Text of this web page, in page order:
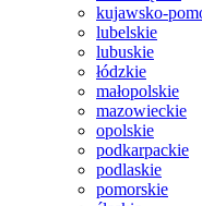
kujawsko-
lubelskie
lubuskie
łódzkie
małopolskie
mazowieckie
opolskie
podkarpackie
podlaskie
pomorskie